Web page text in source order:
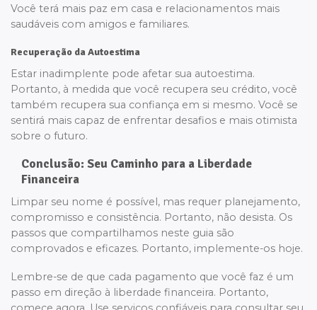
Você terá mais paz em casa e relacionamentos mais
saudáveis com amigos e familiares.
Recuperação da Autoestima
Estar inadimplente pode afetar sua autoestima.
Portanto, à medida que você recupera seu crédito, você
também recupera sua confiança em si mesmo. Você se
sentirá mais capaz de enfrentar desafios e mais otimista
sobre o futuro.
Conclusão: Seu Caminho para a Liberdade
Financeira
Limpar seu nome é possível, mas requer planejamento,
compromisso e consistência. Portanto, não desista. Os
passos que compartilhamos neste guia são
comprovados e eficazes. Portanto, implemente-os hoje.
Lembre-se de que cada pagamento que você faz é um
passo em direção à liberdade financeira. Portanto,